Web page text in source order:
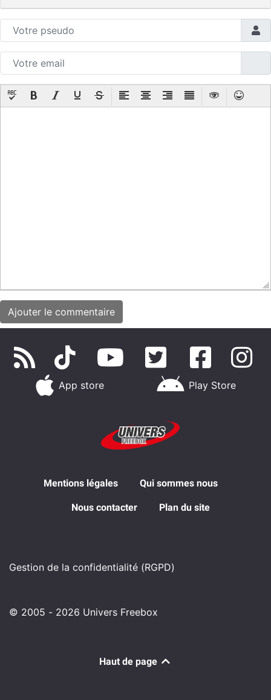
App store Play Store
Mentions légales Qui sommes nous
Nous contacter Plan du site
Gestion de la confidentialité (RGPD)
© 2005 - 2026 Univers Freebox
Haut de page